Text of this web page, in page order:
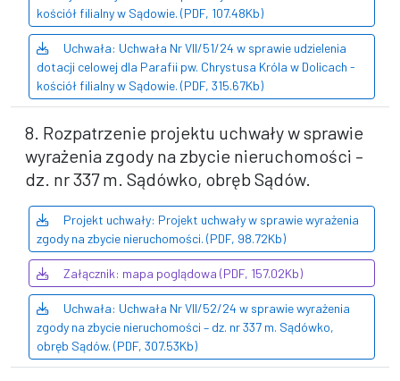
kościół filialny w Sądowie. (PDF, 107.48Kb)
Uchwała: Uchwała Nr VII/51/24 w sprawie udzielenia
dotacji celowej dla Parafii pw. Chrystusa Króla w Dolicach -
kościół filialny w Sądowie. (PDF, 315.67Kb)
8. Rozpatrzenie projektu uchwały w sprawie
wyrażenia zgody na zbycie nieruchomości –
dz. nr 337 m. Sądówko, obręb Sądów.
Projekt uchwały: Projekt uchwały w sprawie wyrażenia
zgody na zbycie nieruchomości. (PDF, 98.72Kb)
Załącznik: mapa poglądowa (PDF, 157.02Kb)
Uchwała: Uchwała Nr VII/52/24 w sprawie wyrażenia
zgody na zbycie nieruchomości – dz. nr 337 m. Sądówko,
obręb Sądów. (PDF, 307.53Kb)